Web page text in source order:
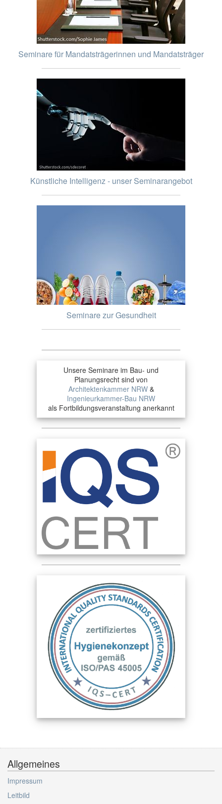
Seminare für Mandatsträgerinnen und Mandatsträger
Künstliche Intelligenz - unser Seminarangebot
Seminare zur Gesundheit
Unsere Seminare im Bau- und
Planungsrecht sind von
Architektenkammer NRW&
Ingenieurkammer-Bau NRW
als Fortbildungsveranstaltung anerkannt
Allgemeines
Impressum
Leitbild